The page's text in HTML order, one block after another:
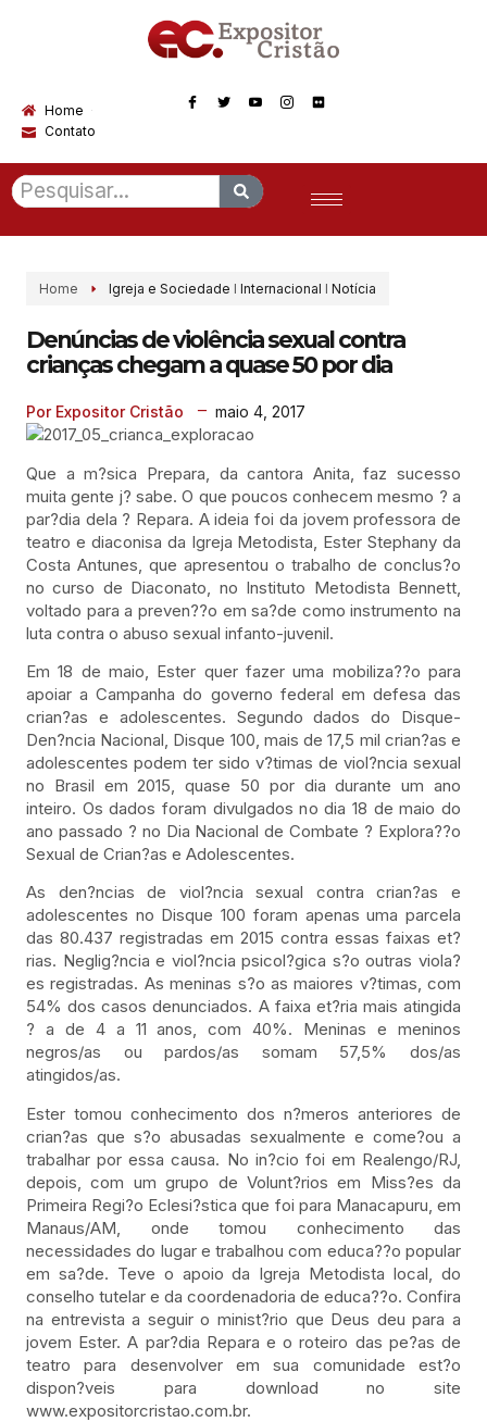
Home
Contato
Home Igreja e Sociedade I Internacional I Notícia
Denúncias de violência sexual contra
crianças chegam a quase 50 por dia
Por Expositor Cristão maio 4, 2017
Que a m?sica Prepara, da cantora Anita, faz sucesso
muita gente j? sabe. O que poucos conhecem mesmo ? a
par?dia dela ? Repara. A ideia foi da jovem professora de
teatro e diaconisa da Igreja Metodista, Ester Stephany da
Costa Antunes, que apresentou o trabalho de conclus?o
no curso de Diaconato, no Instituto Metodista Bennett,
voltado para a preven??o em sa?de como instrumento na
luta contra o abuso sexual infanto-juvenil.
Em 18 de maio, Ester quer fazer uma mobiliza??o para
apoiar a Campanha do governo federal em defesa das
crian?as e adolescentes. Segundo dados do Disque-
Den?ncia Nacional, Disque 100, mais de 17,5 mil crian?as e
adolescentes podem ter sido v?timas de viol?ncia sexual
no Brasil em 2015, quase 50 por dia durante um ano
inteiro. Os dados foram divulgados no dia 18 de maio do
ano passado ? no Dia Nacional de Combate ? Explora??o
Sexual de Crian?as e Adolescentes.
As den?ncias de viol?ncia sexual contra crian?as e
adolescentes no Disque 100 foram apenas uma parcela
das 80.437 registradas em 2015 contra essas faixas et?
rias. Neglig?ncia e viol?ncia psicol?gica s?o outras viola?
es registradas. As meninas s?o as maiores v?timas, com
54% dos casos denunciados. A faixa et?ria mais atingida
? a de 4 a 11 anos, com 40%. Meninas e meninos
negros/as ou pardos/as somam 57,5% dos/as
atingidos/as.
Ester tomou conhecimento dos n?meros anteriores de
crian?as que s?o abusadas sexualmente e come?ou a
trabalhar por essa causa. No in?cio foi em Realengo/RJ,
depois, com um grupo de Volunt?rios em Miss?es da
Primeira Regi?o Eclesi?stica que foi para Manacapuru, em
Manaus/AM, onde tomou conhecimento das
necessidades do lugar e trabalhou com educa??o popular
em sa?de. Teve o apoio da Igreja Metodista local, do
conselho tutelar e da coordenadoria de educa??o. Confira
na entrevista a seguir o minist?rio que Deus deu para a
jovem Ester. A par?dia Repara e o roteiro das pe?as de
teatro para desenvolver em sua comunidade est?o
dispon?veis para download no site
www.expositorcristao.com.br.